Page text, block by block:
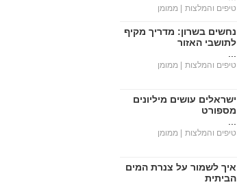
טיפים והמלצות | ממומן
נחשים בשרון: מדריך מקיף
לתושבי האזור
טיפים והמלצות | ממומן
ישראלים עושים מיליונים
מספורט
טיפים והמלצות | ממומן
איך לשמור על צנרת המים
הביתית